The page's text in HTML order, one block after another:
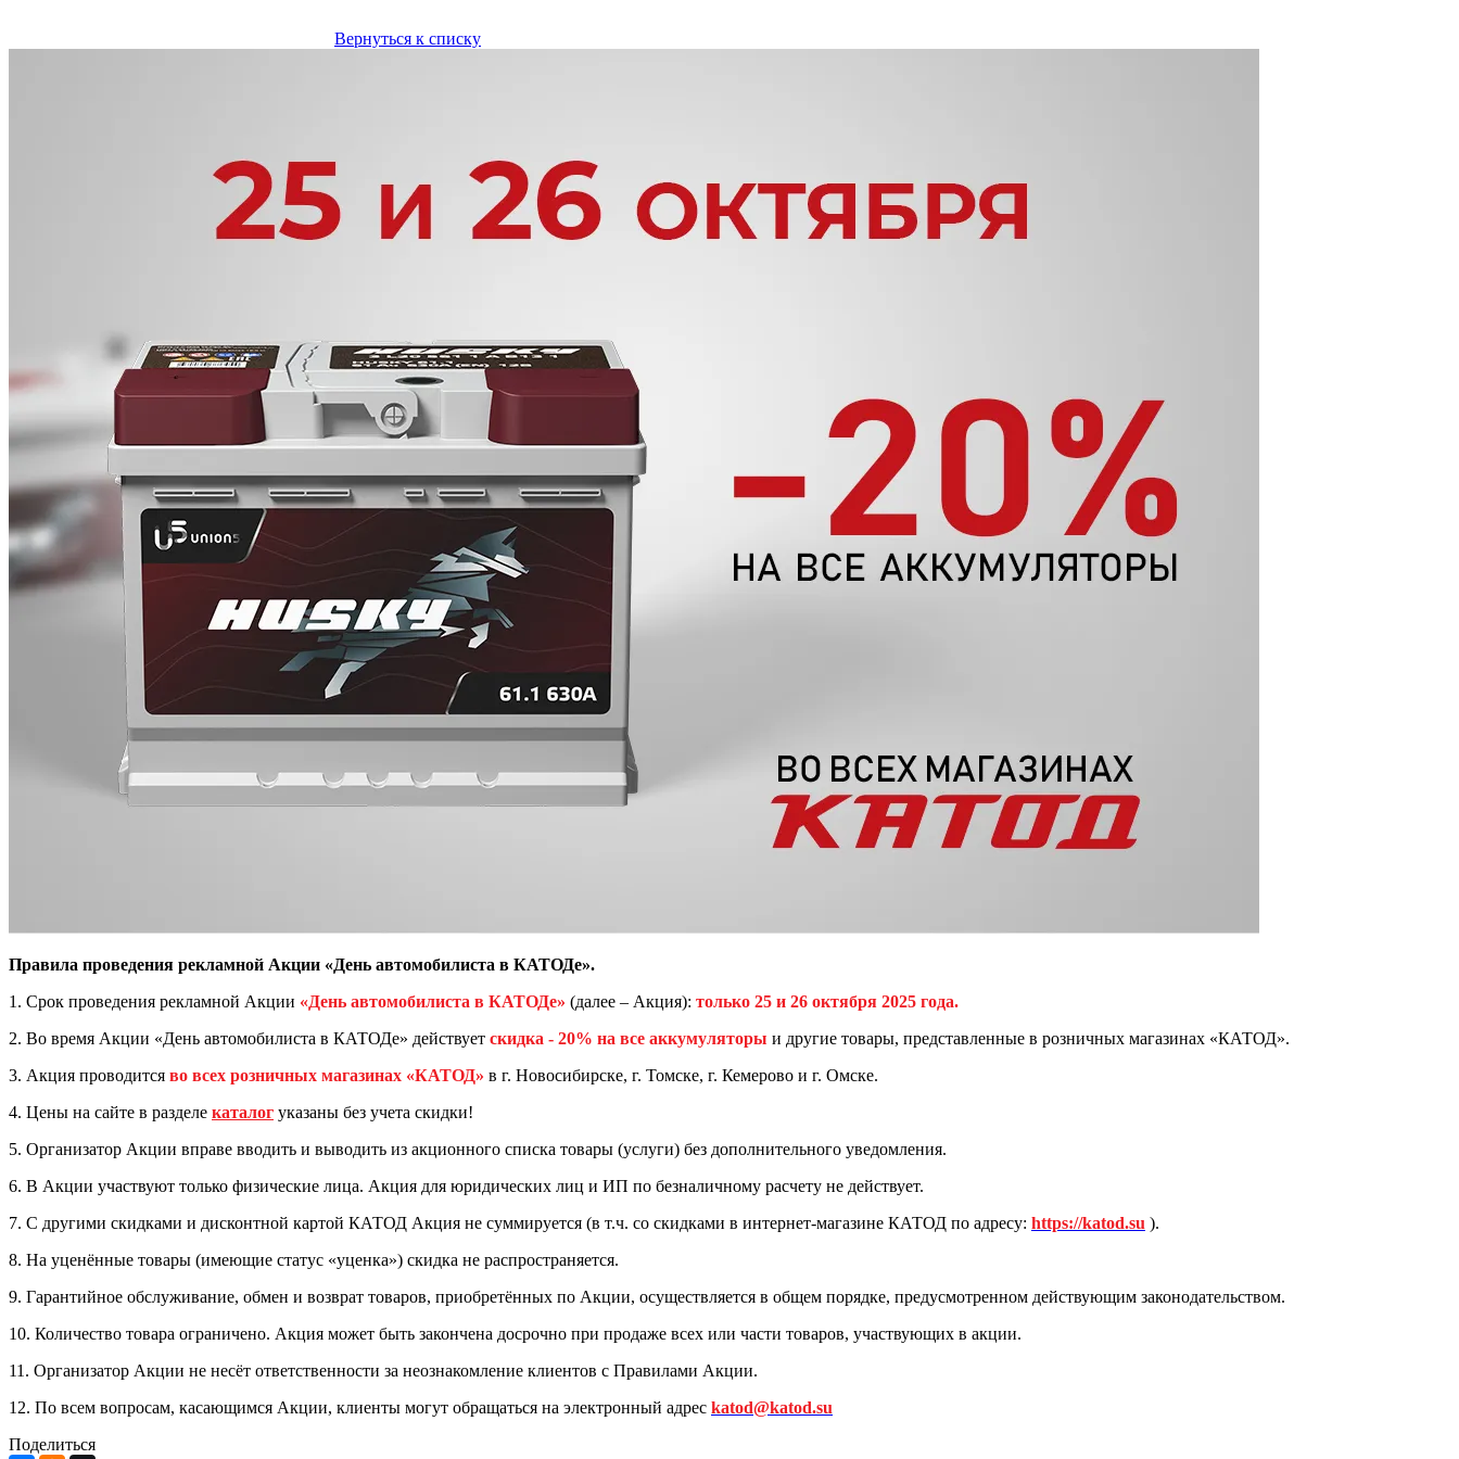
Вернуться к списку
Правила проведения рекламной Акции «День автомобилиста в КАТОДе».
1. Срок проведения рекламной Акции «День автомобилиста в КАТОДе» (далее – Акция): только 25 и 26 октября 2025 года.
2. Во время Акции «День автомобилиста в КАТОДе» действует скидка - 20% на все аккумуляторы и другие товары, представленные в розничных магазинах «КАТОД».
3. Акция проводится во всех розничных магазинах «КАТОД» в г. Новосибирске, г. Томске, г. Кемерово и г. Омске.
4. Цены на сайте в разделе каталог указаны без учета скидки!
5. Организатор Акции вправе вводить и выводить из акционного списка товары (услуги) без дополнительного уведомления.
6. В Акции участвуют только физические лица. Акция для юридических лиц и ИП по безналичному расчету не действует.
7. С другими скидками и дисконтной картой КАТОД Акция не суммируется (в т.ч. со скидками в интернет-магазине КАТОД по адресу: https://katod.su ).
8. На уценённые товары (имеющие статус «уценка») скидка не распространяется.
9. Гарантийное обслуживание, обмен и возврат товаров, приобретённых по Акции, осуществляется в общем порядке, предусмотренном действующим законодательством.
10. Количество товара ограничено. Акция может быть закончена досрочно при продаже всех или части товаров, участвующих в акции.
11. Организатор Акции не несёт ответственности за неознакомление клиентов с Правилами Акции.
12. По всем вопросам, касающимся Акции, клиенты могут обращаться на электронный адрес katod@katod.su
Поделиться